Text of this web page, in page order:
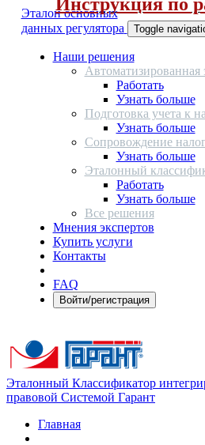
Эталон основных
данных регулятора
Toggle
Наши решения
Автоматизированная
Работать
Узнать больше
Подготовка учета к
Узнать больше
Сопровождение
Узнать больше
Эталонный
Работать
Узнать больше
Все решения
Мнения экспертов
Купить услуги
Контакты
FAQ
Войти/регистрация
Эталонный Классификатор
правовой Системой Гарант
Главная